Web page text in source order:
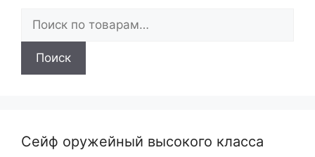
Искать:
Поиск
Сейф оружейный высокого класса